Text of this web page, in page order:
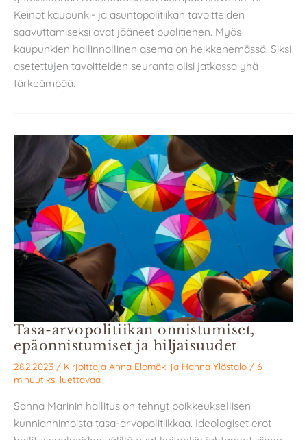
Keinot kaupunki- ja asuntopolitiikan tavoitteiden
saavuttamiseksi ovat jääneet puolitiehen. Myös
kaupunkien hallinnollinen asema on heikkenemässä. Siksi
asetettujen tavoitteiden seuranta olisi jatkossa yhä
tärkeämpää.
Tasa-arvopolitiikan onnistumiset,
epäonnistumiset ja hiljaisuudet
28.2.2023 / Kirjoittaja Anna Elomäki ja Hanna Ylöstalo / 6
minuutiksi luettavaa
Sanna Marinin hallitus on tehnyt poikkeuksellisen
kunnianhimoista tasa-arvopolitiikkaa. Ideologiset erot